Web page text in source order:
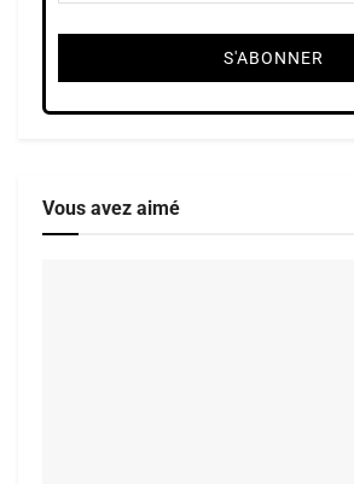
Vous avez aimé